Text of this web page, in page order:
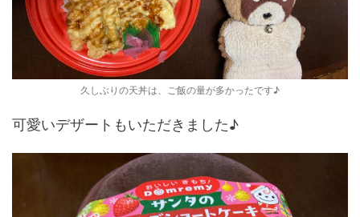
久しぶりの天丼は、ご飯の量が多かったです♪
可愛いデザートもいただきました♪